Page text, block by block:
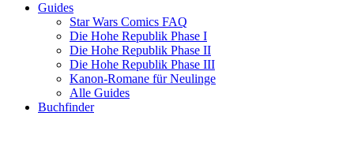
Guides
Star Wars Comics FAQ
Die Hohe Republik Phase I
Die Hohe Republik Phase II
Die Hohe Republik Phase III
Kanon-Romane für Neulinge
Alle Guides
Buchfinder